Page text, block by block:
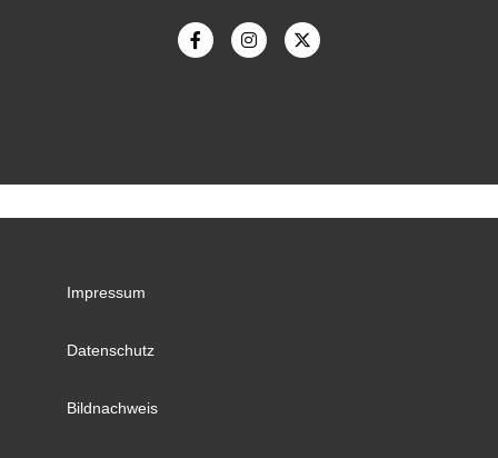
Impressum
Datenschutz
Bildnachweis